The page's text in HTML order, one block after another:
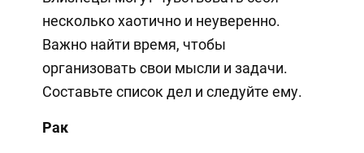
несколько хаотично и неуверенно.
Важно найти время, чтобы
организовать свои мысли и задачи.
Составьте список дел и следуйте ему.
Рак